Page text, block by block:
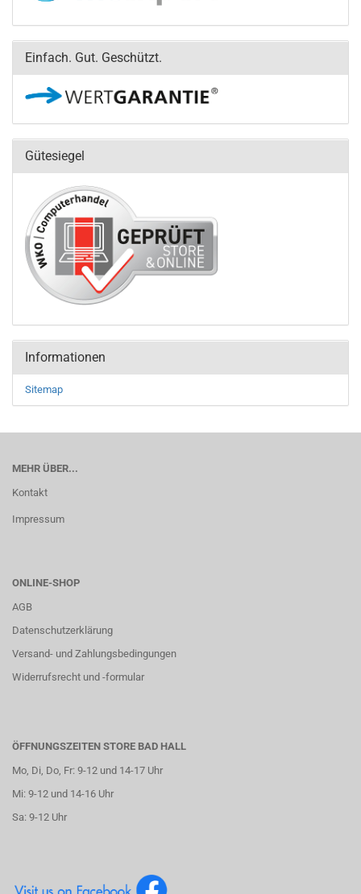
Einfach. Gut. Geschützt.
Gütesiegel
Informationen
Sitemap
MEHR ÜBER...
Kontakt
Impressum
ONLINE-SHOP
AGB
Datenschutzerklärung
Versand- und Zahlungsbedingungen
Widerrufsrecht und -formular
ÖFFNUNGSZEITEN STORE BAD HALL
Mo, Di, Do, Fr: 9-12 und 14-17 Uhr
Mi: 9-12 und 14-16 Uhr
Sa: 9-12 Uhr